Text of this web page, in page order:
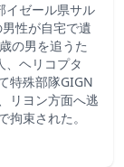
イゼール県サル
性が自宅で遺
の男を追うた
、ヘリコプタ
特殊部隊GIGN
リヨン方面へ逃
束された。